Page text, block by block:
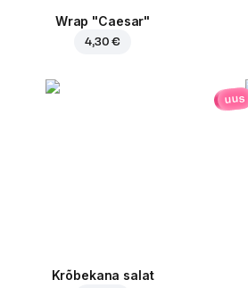
Wrap "Caesar"
4,30 €
Krõbekana salat
uus